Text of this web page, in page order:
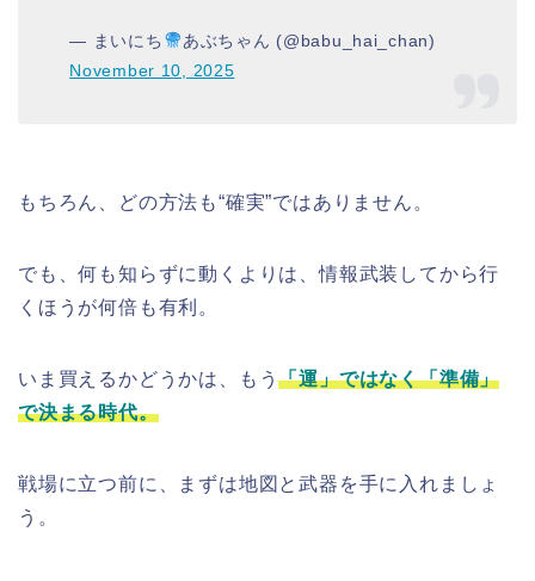
— まいにち
あぶちゃん (@babu_hai_chan)
November 10, 2025
もちろん、どの方法も“確実”ではありません。
でも、何も知らずに動くよりは、情報武装してから行
くほうが何倍も有利。
いま買えるかどうかは、もう「運」ではなく「準備」
で決まる時代。
戦場に立つ前に、まずは地図と武器を手に入れましょ
う。